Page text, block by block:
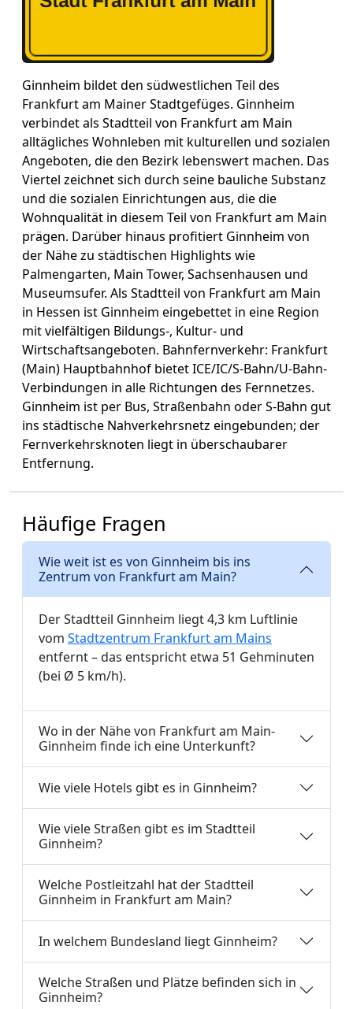
Ginnheim bildet den südwestlichen Teil des
Frankfurt am Mainer Stadtgefüges. Ginnheim
verbindet als Stadtteil von Frankfurt am Main
alltägliches Wohnleben mit kulturellen und sozialen
Angeboten, die den Bezirk lebenswert machen. Das
Viertel zeichnet sich durch seine bauliche Substanz
und die sozialen Einrichtungen aus, die die
Wohnqualität in diesem Teil von Frankfurt am Main
prägen. Darüber hinaus profitiert Ginnheim von
der Nähe zu städtischen Highlights wie
Palmengarten, Main Tower, Sachsenhausen und
Museumsufer. Als Stadtteil von Frankfurt am Main
in Hessen ist Ginnheim eingebettet in eine Region
mit vielfältigen Bildungs-, Kultur- und
Wirtschaftsangeboten. Bahnfernverkehr: Frankfurt
(Main) Hauptbahnhof bietet ICE/IC/S-Bahn/U-Bahn-
Verbindungen in alle Richtungen des Fernnetzes.
Ginnheim ist per Bus, Straßenbahn oder S-Bahn gut
ins städtische Nahverkehrsnetz eingebunden; der
Fernverkehrsknoten liegt in überschaubarer
Entfernung.
Häufige Fragen
Wie weit ist es von Ginnheim bis ins
Zentrum von Frankfurt am Main?
Der Stadtteil Ginnheim liegt 4,3 km Luftlinie
vom Stadtzentrum Frankfurt am Mains
entfernt – das entspricht etwa 51 Gehminuten
(bei Ø 5 km/h).
Wo in der Nähe von Frankfurt am Main-
Ginnheim finde ich eine Unterkunft?
Wie viele Hotels gibt es in Ginnheim?
Wie viele Straßen gibt es im Stadtteil
Ginnheim?
Welche Postleitzahl hat der Stadtteil
Ginnheim in Frankfurt am Main?
In welchem Bundesland liegt Ginnheim?
Welche Straßen und Plätze befinden sich in
Ginnheim?